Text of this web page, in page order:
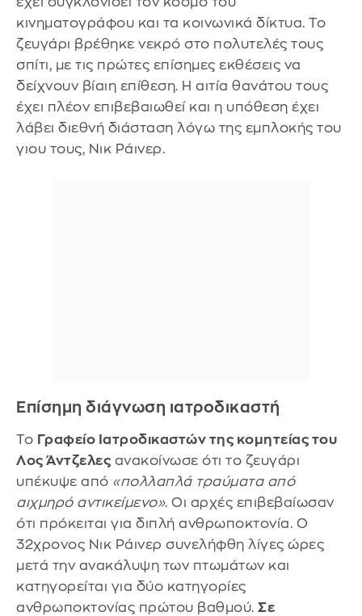
κινηματογράφου και τα κοινωνικά δίκτυα. Το
ζευγάρι βρέθηκε νεκρό στο πολυτελές τους
σπίτι, με τις πρώτες επίσημες εκθέσεις να
δείχνουν βίαιη επίθεση. Η αιτία θανάτου τους
έχει πλέον επιβεβαιωθεί και η υπόθεση έχει
λάβει διεθνή διάσταση λόγω της εμπλοκής του
γιου τους, Νικ Ράινερ.
Επίσημη διάγνωση ιατροδικαστή
Το Γραφείο Ιατροδικαστών της κομητείας του
Λος Άντζελες ανακοίνωσε ότι το ζευγάρι
υπέκυψε από «πολλαπλά τραύματα από
αιχμηρό αντικείμενο». Οι αρχές επιβεβαίωσαν
ότι πρόκειται για διπλή ανθρωποκτονία. Ο
32χρονος Νικ Ράινερ συνελήφθη λίγες ώρες
μετά την ανακάλυψη των πτωμάτων και
κατηγορείται για δύο κατηγορίες
ανθρωποκτονίας πρώτου βαθμού. Σε